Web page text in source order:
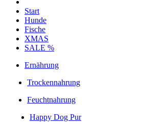
Start
Hunde
Fische
XMAS
SALE %
Ernährung
Trockennahrung
Feuchtnahrung
Happy Dog Pur